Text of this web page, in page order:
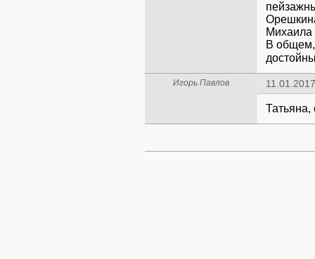
Михаила
В
Игорь Павлов